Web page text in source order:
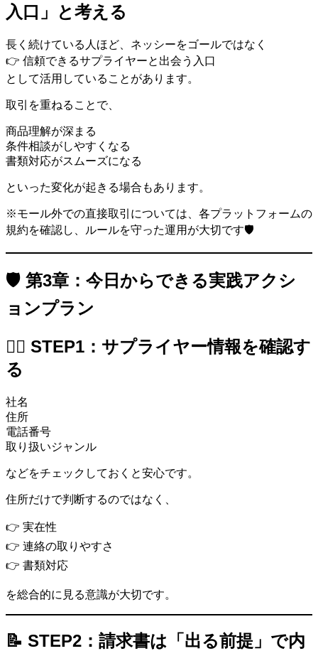
入口」と考える
長く続けている人ほど、ネッシーをゴールではなく
👉 信頼できるサプライヤーと出会う入口
として活用していることがあります。
取引を重ねることで、
商品理解が深まる
条件相談がしやすくなる
書類対応がスムーズになる
といった変化が起きる場合もあります。
※モール外での直接取引については、各プラットフォームの
規約を確認し、ルールを守った運用が大切です🛡️
🛡️ 第3章：今日からできる実践アクシ
ョンプラン
🕵️‍♂️ STEP1：サプライヤー情報を確認す
る
社名
住所
電話番号
取り扱いジャンル
などをチェックしておくと安心です。
住所だけで判断するのではなく、
👉 実在性
👉 連絡の取りやすさ
👉 書類対応
を総合的に見る意識が大切です。
📝 STEP2：請求書は「出る前提」で内